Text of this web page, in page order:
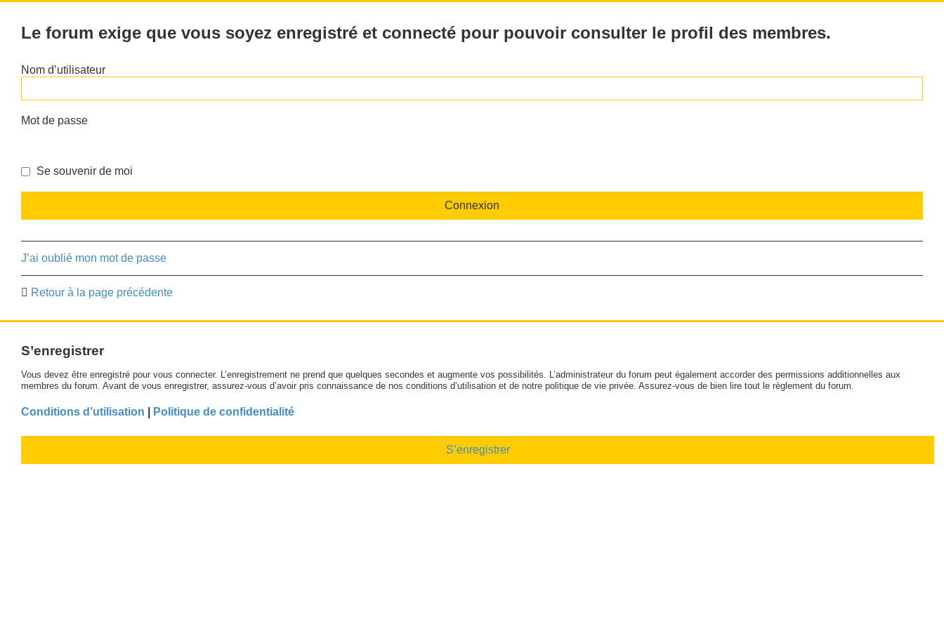
Le forum exige que vous soyez enregistré et connecté pour pouvoir consulter le profil des membres.
Nom d’utilisateur
Mot de passe
Se souvenir de moi
J’ai oublié mon mot de passe
Retour à la page précédente
S’enregistrer
Vous devez être enregistré pour vous connecter. L’enregistrement ne prend que quelques secondes et augmente vos possibilités. L’administrateur du forum peut également accorder des permissions additionnelles aux
membres du forum. Avant de vous enregistrer, assurez-vous d’avoir pris connaissance de nos conditions d’utilisation et de notre politique de vie privée. Assurez-vous de bien lire tout le règlement du forum.
Conditions d’utilisation Politique de confidentialité
S’enregistrer